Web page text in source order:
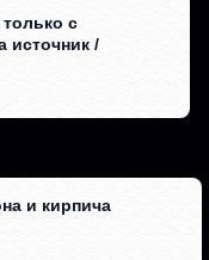
с
источник /
и кирпича